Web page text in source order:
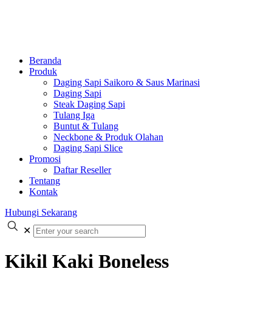
Beranda
Produk
Daging Sapi Saikoro & Saus Marinasi
Daging Sapi
Steak Daging Sapi
Tulang Iga
Buntut & Tulang
Neckbone & Produk Olahan
Daging Sapi Slice
Promosi
Daftar Reseller
Tentang
Kontak
Hubungi Sekarang
✕
Kikil Kaki Boneless